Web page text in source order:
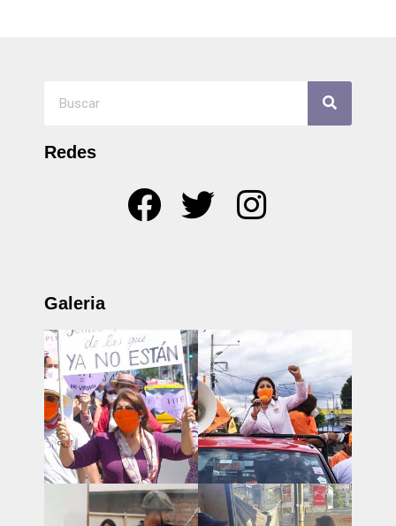
Redes
Galeria